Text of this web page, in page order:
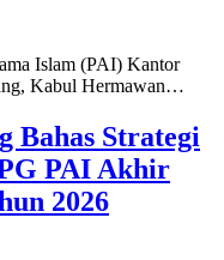
Islam (PAI) Kantor
Kabul Hermawan…
Bahas Strategi
PAI Akhir
2026